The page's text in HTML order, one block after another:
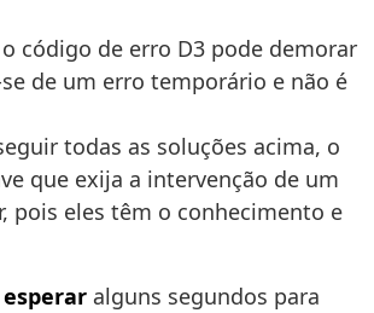
código de erro D3 pode demorar
de um erro temporário e não é
todas as soluções acima, o
que exija a intervenção de um
pois eles têm o conhecimento e
alguns segundos para